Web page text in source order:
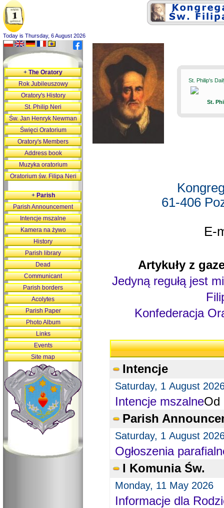
Today is Thursday, 6 August 2026
St. Philip's
St.
61-406
E-
Artykuły z
Jedyną regułą jest
Konfederacja
Intencje
Saturday, 1 August
Intencje mszalneOd
Parish
Saturday, 1 August
Ogłoszenia
I Komunia Św.
Monday, 11 May 2026
Informacje dla
+The Oratory
Rok Jubileuszowy
Oratory's History
St. Philip Neri
Św. Jan Henryk Newman
Święci Oratorium
Oratory's Members
Address book
Muzyka oratorium
Oratorium św. Filipa Neri
+Parish
Parish Announcement
Intencje mszalne
Kamera na żywo
History
Parish library
Dead
Communicant
Parish borders
Acolytes
Parish Paper
Photo Album
Links
Events
Site map